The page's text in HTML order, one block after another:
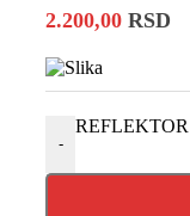
2.200,00 RSD
-